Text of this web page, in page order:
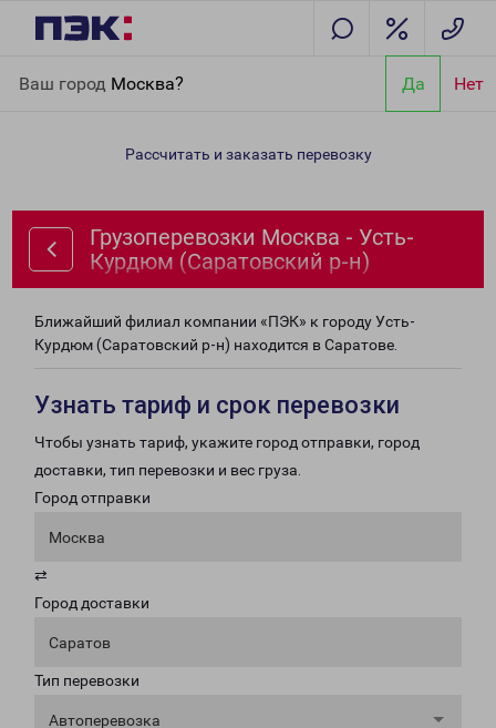
Ваш город Москва? Да Нет
(Саратовский р-н)
Рассчитать и заказать перевозку
Грузоперевозки Москва - Усть-
Курдюм (Саратовский р-н)
Ближайший филиал компании «ПЭК» к городу Усть-
Курдюм (Саратовский р-н) находится в Саратове.
Узнать тариф и срок перевозки
Чтобы узнать тариф, укажите город отправки, город
доставки, тип перевозки и вес груза.
Город отправки
Москва
⇄
Город доставки
Саратов
Тип перевозки
Автоперевозка